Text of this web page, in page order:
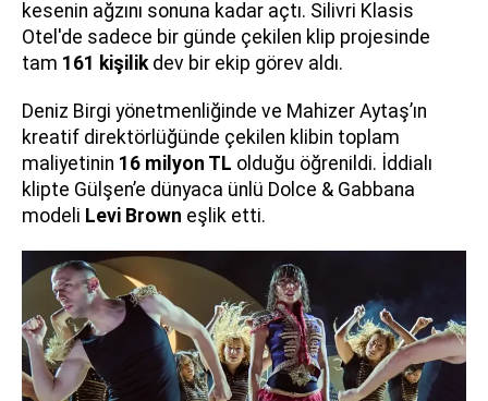
kesenin ağzını sonuna kadar açtı. Silivri Klasis
Otel'de sadece bir günde çekilen klip projesinde
tam 161 kişilikdev bir ekip görev aldı.
Deniz Birgi yönetmenliğinde ve Mahizer Aytaş’ın
kreatif direktörlüğünde çekilen klibin toplam
maliyetinin 16 milyon TL olduğu öğrenildi. İddialı
klipte Gülşen’e dünyaca ünlü Dolce & Gabbana
modeli Levi Brown eşlik etti.